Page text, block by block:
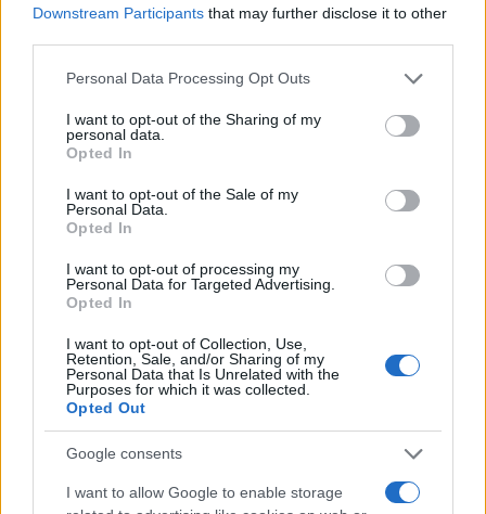
Downstream Participants that may further disclose it to other
Please note that this website/app uses one or more Google
not limited to your visit or usage behaviour. You may click to
grant or deny consent to Google and its third-party tags to
use your data for below specified purposes in below Google
consent section.
Personal Data Processing Opt Outs
I want to opt-out of the Sharing of my
personal data.
Opted In
I want to opt-out of the Sale of my
Personal Data.
Opted In
I want to opt-out of processing my
Personal Data for Targeted Advertising.
Opted In
I want to opt-out of Collection, Use,
Retention, Sale, and/or Sharing of my
Personal Data that Is Unrelated with the
Purposes for which it was collected.
Opted Out
Google consents
I want to allow Google to enable storage
NEWS
Valle d’Aosta: polemiche tra sindacato e istituzioni per
Edoardo Marchesi · 5 Ago 2026
NEWS